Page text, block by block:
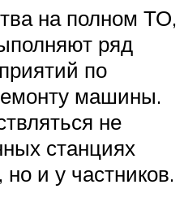
на полном ТО,
ряд
по
машины.
не
станциях
и у частников.